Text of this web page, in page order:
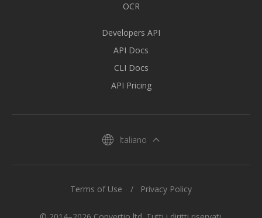
OCR
Developers API
API Docs
CLI Docs
API Pricing
Italiano
Terms of Use Privacy Policy